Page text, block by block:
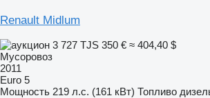
Renault Midlum
3 727 TJS 350 € ≈ 404,40 $
Мусоровоз
2011
Euro 5
Мощность 219 л.с. (161 кВт) Топливо